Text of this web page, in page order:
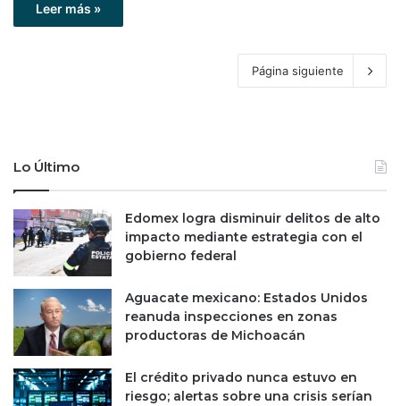
Leer más »
Página siguiente
Lo Último
Edomex logra disminuir delitos de alto
impacto mediante estrategia con el
gobierno federal
Aguacate mexicano: Estados Unidos
reanuda inspecciones en zonas
productoras de Michoacán
El crédito privado nunca estuvo en
riesgo; alertas sobre una crisis serían